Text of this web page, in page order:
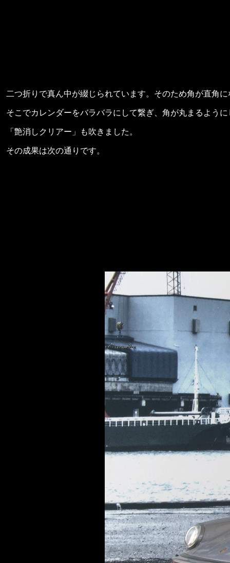
二つ折りで真ん中が綴じられています。そのため角が直角
そこでカレンダーをバラバラにして繋ぎ、角が丸まるよう
「艶消しクリアー」も吹きました。
その成果は次の通りです。